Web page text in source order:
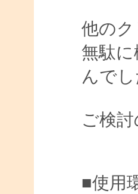
他の
無駄
んでし
ご検
■使用